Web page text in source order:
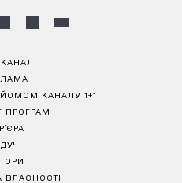
КАНАЛУ 1+1
ПРОГРАМ
ВЛАСНОСТІ